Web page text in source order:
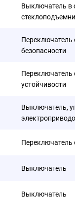
Выключатель в
безопасности
Переключатель
устойчивости
Выключатель,
Переключатель
Выключатель
Выключатель